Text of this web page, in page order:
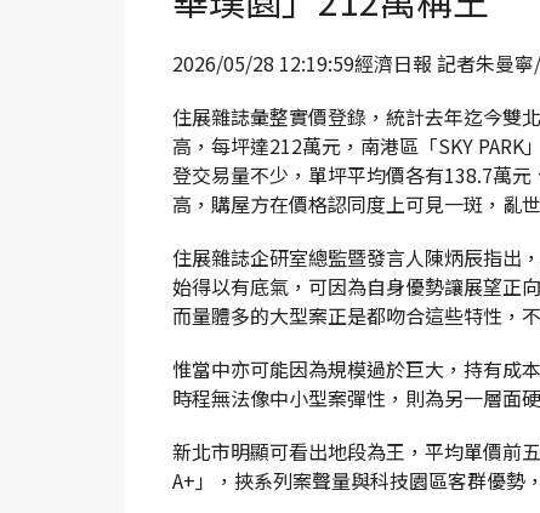
2026/05/28 12:19:59經濟日報 記者朱曼
住展雜誌彙整實價登錄，統計去年迄今雙
高，每坪達212萬元，南港區「SKY
登交易量不少，單坪平均價各有138.7萬
高，購屋方在價格認同度上可見一斑，亂
住展雜誌企研室總監暨發言人陳炳辰指出
始得以有底氣，可因為自身優勢讓展望正
而量體多的大型案正是都吻合這些特性，
惟當中亦可能因為規模過於巨大，持有成
時程無法像中小型案彈性，則為另一層面
新北市明顯可看出地段為王，平均單價前
A+」，挾系列案聲量與科技園區客群優勢